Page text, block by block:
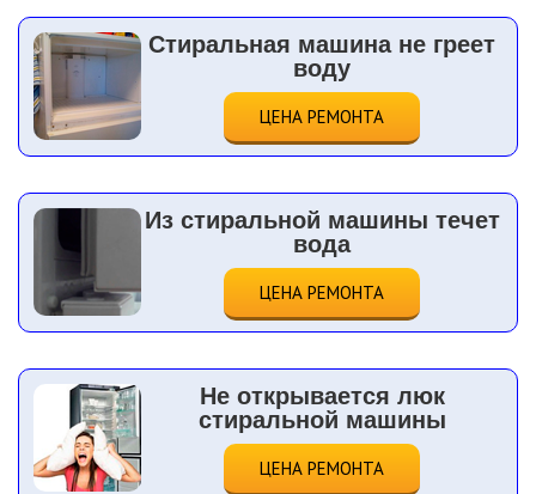
Стиральная машина не греет
воду
ЦЕНА РЕМОНТА
Из стиральной машины течет
вода
ЦЕНА РЕМОНТА
Не открывается люк
стиральной машины
ЦЕНА РЕМОНТА